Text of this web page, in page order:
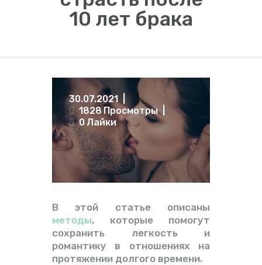
10 лет брака
БЕРЕМЕННОСТЬ ОТ
А ДО Я
ИГРЫ
ЛАЙФХАКИ
ВИДЕО
ФОРУМ
30.07.2021
1828Просмотры
0 Лайки
В этой статье описаны
методы, которые помогут
сохранить легкость и
романтику в отношениях на
протяжении долгого времени.